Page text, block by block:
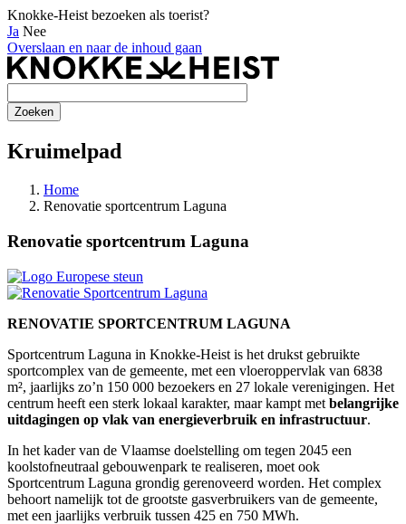
Knokke-Heist bezoeken als toerist?
Ja Nee
Overslaan en naar de inhoud gaan
Kruimelpad
Home
Renovatie sportcentrum Laguna
Renovatie sportcentrum Laguna
RENOVATIE SPORTCENTRUM LAGUNA
Sportcentrum Laguna in Knokke-Heist is het drukst gebruikte
sportcomplex van de gemeente, met een vloeroppervlak van 6838
m², jaarlijks zo’n 150 000 bezoekers en 27 lokale verenigingen. Het
centrum heeft een sterk lokaal karakter, maar kampt met belangrijke
uitdagingen op vlak van energieverbruik en infrastructuur.
In het kader van de Vlaamse doelstelling om tegen 2045 een
koolstofneutraal gebouwenpark te realiseren, moet ook
Sportcentrum Laguna grondig gerenoveerd worden. Het complex
behoort namelijk tot de grootste gasverbruikers van de gemeente,
met een jaarlijks verbruik tussen 425 en 750 MWh.